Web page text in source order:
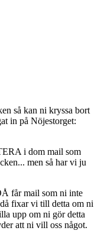
så kan ni kryssa bort
in på Nöjestorget:
i dom mail som
men så har vi ju
får mail som ni inte
fixar vi till detta om ni
upp om ni gör detta
att ni vill oss något.